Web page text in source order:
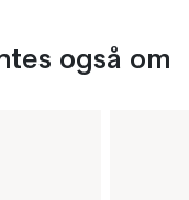
også om